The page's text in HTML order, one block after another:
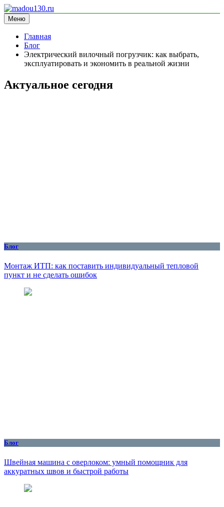
Перейти
к
содержимому
madou130.ru
информационный сайт
Меню
Главная
Блог
Электрический вилочный погрузчик: как выбрать,
эксплуатировать и экономить в реальной жизни
Актуальное сегодня
Блог
Монтаж ИТП: как поставить индивидуальный тепловой
пункт и не сделать ошибок
Блог
Швейная машина с оверлоком: умный помощник для
аккуратных швов и быстрой работы